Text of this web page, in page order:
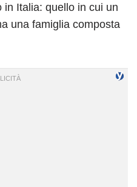
in Italia: quello in cui un
una famiglia composta